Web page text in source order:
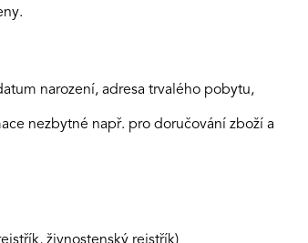
narození, adresa trvalého pobytu,
nezbytné např. pro doručování zboží a